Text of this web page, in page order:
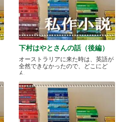
下村はやとさんの話（後編）
オーストラリアに来た時は、英語が
全然できなかったので、どこにど
ん.....